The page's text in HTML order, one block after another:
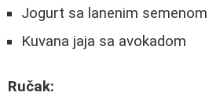
Jogurt sa lanenim
Kuvana jaja sa avokadom
Ručak: